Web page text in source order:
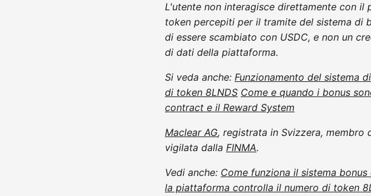
L'utente non interagisce direttamente con
token percepiti per il tramite del sistema di
di essere scambiato con USDC, e non un
di dati della piattaforma.
Si veda anche: Funzionamento del sistema
di token 8LNDS Come e quando i bonus
contract e il Reward System
Maclear AG, registrata in Svizzera, membro
vigilata dalla FINMA.
Vedi anche: Come funziona il sistema
la piattaforma controlla il numero di token